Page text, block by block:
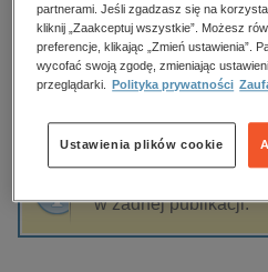
budownictwo, aranżacja
biznesowe, branżowe,
dzienniki
edukacja
hobby, sport, rozrywka
komputery, internet,
Mick Herron
Sortowanie
w żadnej publikacji.
partnerami. Jeśli zgadzasz się na
kliknij „Zaakceptuj wszystkie”. Możesz
preferencje, klikając „Zmień ustawienia”.
wycofać swoją zgodę, zmieniając
przeglądarki.
Polityka prywatności
Ustawienia plików cookie